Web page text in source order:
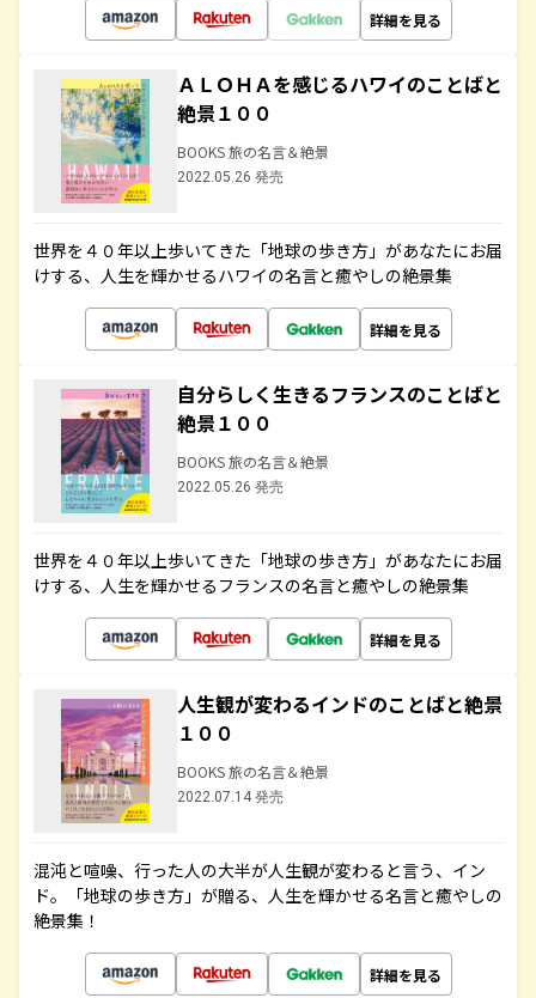
詳細を見る
ＡＬＯＨＡを感じるハワイのことばと
絶景１００
BOOKS 旅の名言＆絶景
2022.05.26 発売
世界を４０年以上歩いてきた「地球の歩き方」があなたにお届
けする、人生を輝かせるハワイの名言と癒やしの絶景集
詳細を見る
自分らしく生きるフランスのことばと
絶景１００
BOOKS 旅の名言＆絶景
2022.05.26 発売
世界を４０年以上歩いてきた「地球の歩き方」があなたにお届
けする、人生を輝かせるフランスの名言と癒やしの絶景集
詳細を見る
人生観が変わるインドのことばと絶景
１００
BOOKS 旅の名言＆絶景
2022.07.14 発売
混沌と喧噪、行った人の大半が人生観が変わると言う、イン
ド。「地球の歩き方」が贈る、人生を輝かせる名言と癒やしの
絶景集！
詳細を見る